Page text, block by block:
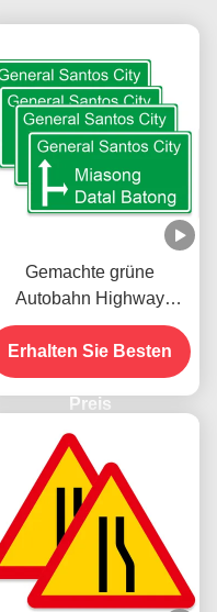
Gemachte grüne
Autobahn Highway
Signal Symbole Verkehr
Hauptstraßenschilder
Erhalten Sie Besten
Preis